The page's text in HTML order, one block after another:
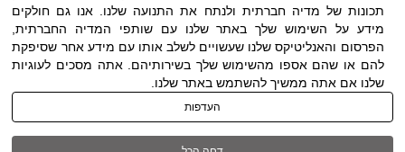
תנאי שימוש|הצהרת נגישות| כל הזכויות שמורות
תכונות של מדיה חברתית ולנתח את התנועה שלנו. אנו גם חולקים
מידע על השימוש שלך באתר שלנו עם שותפי המדיה החברתית,
הפרסום והאנליטיקס שלנו שעשויים לשלב אותו עם מידע אחר שסיפקת
להם או שהם אספו מהשימוש שלך בשירותיהם. אתה מסכים לעוגיות
שלנו אם אתה ממשיך להשתמש באתר שלנו.
העדפות